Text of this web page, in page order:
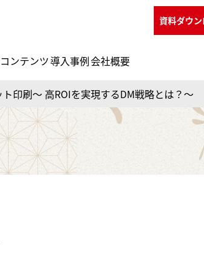
資料ダウ
ンテンツ導入事例会社概要
印刷～ 高ROIを実現するDM戦略とは？～